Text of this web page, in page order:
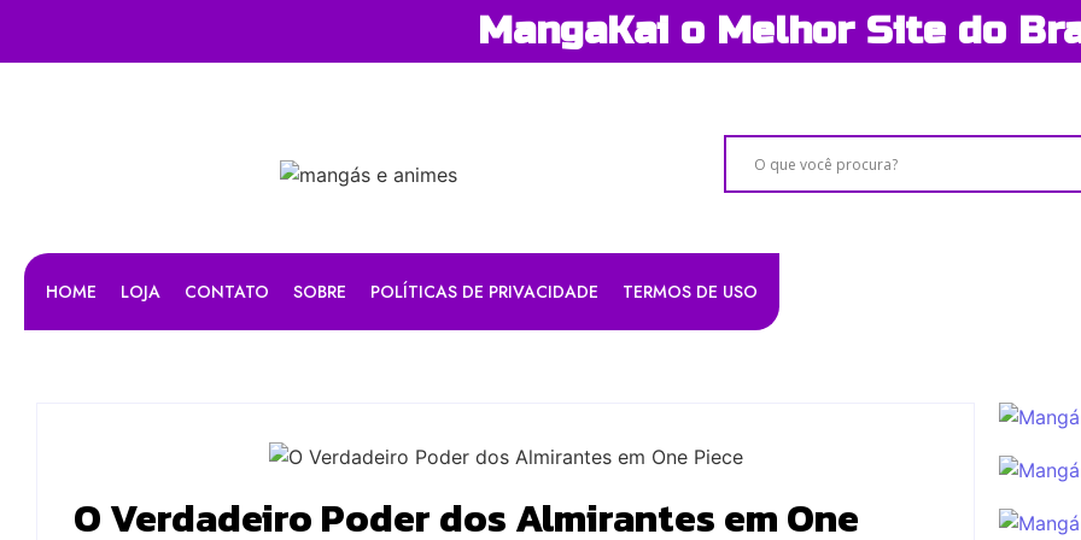
MangaKai o Melhor Site do
HOME LOJA CONTATO SOBRE POLÍTICAS DE PRIVACIDADE TERMOS DE USO
O Verdadeiro Poder dos Almirantes em One